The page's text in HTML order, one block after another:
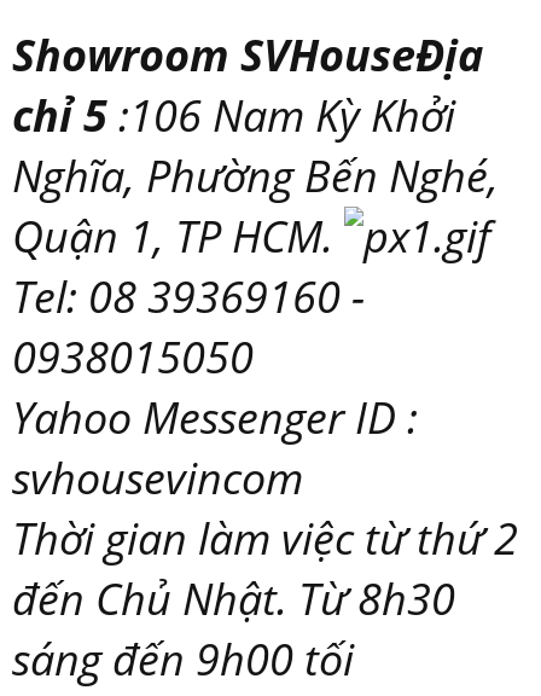
Showroom SVHouseĐịa
chỉ 5:106 Nam Kỳ Khởi
Nghĩa, Phường Bến Nghé,
Quận 1, TP HCM.
Tel: 08 39369160 -
0938015050
Yahoo Messenger ID :
svhousevincom
Thời gian làm việc từ thứ 2
đến Chủ Nhật. Từ 8h30
sáng đến 9h00 tối